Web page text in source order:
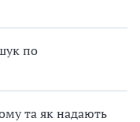
по
та як надають